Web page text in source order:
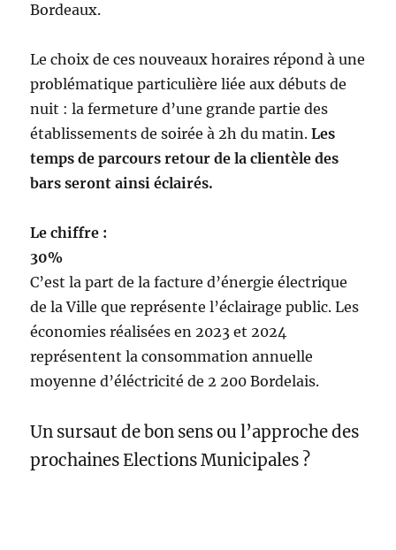
Bordeaux.
Le choix de ces nouveaux horaires répond à une
problématique particulière liée aux débuts de
nuit : la fermeture d’une grande partie des
établissements de soirée à 2h du matin.Les
temps de parcours retour de la clientèle des
bars seront ainsi éclairés.
Le chiffre :
30%
C’est la part de la facture d’énergie électrique
de la Ville que représente l’éclairage public. Les
économies réalisées en 2023 et 2024
représentent la consommation annuelle
moyenne d’éléctricité de 2 200 Bordelais.
Un sursaut de bon sens ou l’approche des
prochaines Elections Municipales ?